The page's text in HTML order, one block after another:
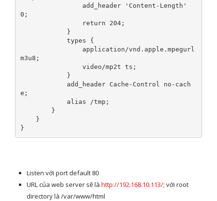
                add_header
'Content-Length'
0 ;
return
204;
}
            types
{
                application
/vnd . apple . mpegurl
m3u8 ;
                video
/mp2t ts ;
}
            add_header
Cache - Control no - cach
e ;
alias
/tmp ;
}
}
}
Listen với port default 80
URL của web server sẽ là http://192.168.10.113/; với root
directory là /var/www/html